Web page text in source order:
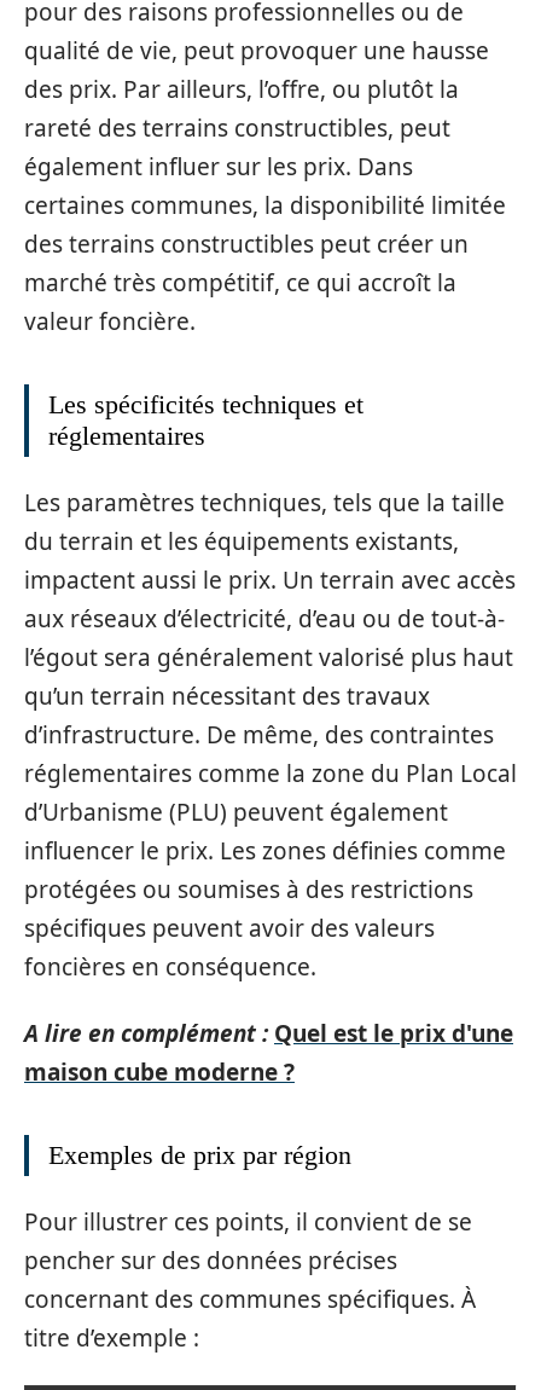
pour des raisons professionnelles ou de
qualité de vie, peut provoquer une hausse
des prix. Par ailleurs, l’offre, ou plutôt la
rareté des terrains constructibles, peut
également influer sur les prix. Dans
certaines communes, la disponibilité limitée
des terrains constructibles peut créer un
marché très compétitif, ce qui accroît la
valeur foncière.
Les spécificités techniques et
réglementaires
Les paramètres techniques, tels que la taille
du terrain et les équipements existants,
impactent aussi le prix. Un terrain avec accès
aux réseaux d’électricité, d’eau ou de tout-à-
l’égout sera généralement valorisé plus haut
qu’un terrain nécessitant des travaux
d’infrastructure. De même, des contraintes
réglementaires comme la zone du Plan Local
d’Urbanisme (PLU) peuvent également
influencer le prix. Les zones définies comme
protégées ou soumises à des restrictions
spécifiques peuvent avoir des valeurs
foncières en conséquence.
A lire en complément : Quel est le prix d'une
maison cube moderne ?
Exemples de prix par région
Pour illustrer ces points, il convient de se
pencher sur des données précises
concernant des communes spécifiques. À
titre d’exemple :